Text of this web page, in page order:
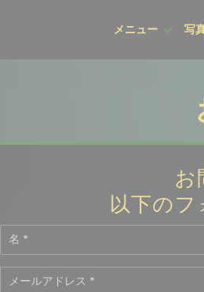
メニュー 写
お
以下のフ